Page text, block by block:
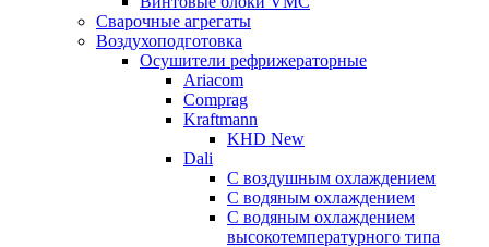
Сварочные агрегаты
Воздухоподготовка
Осушители рефрижераторные
Ariacom
Comprag
Kraftmann
KHD New
Dali
C воздушным охлаждением
C водяным охлаждением
С водяным охлаждением
высокотемпературного типа